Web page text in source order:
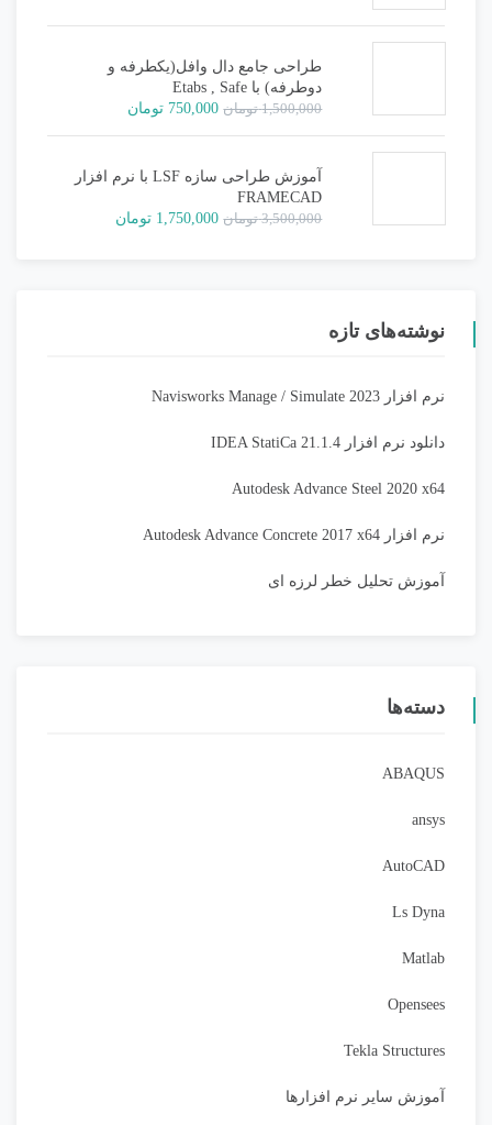
800,000 تومان400,000 تومان.
طراحی جامع دال وافل(یکطرفه و
دوطرفه) با Etabs , Safe
1,500,000 تومان قیمت
بود.
750,000 تومانقیمت
آموزش طراحی سازه LSF با نرم افزار
FRAMECAD
3,500,000 تومان قیمت
1,750,000 تومانقیمت
نوشته‌های تازه
نرم افزار Navisworks Manage / Simulate 2023
دانلود نرم افزار IDEA StatiCa 21.1.4
Autodesk Advance Steel 2020 x64
نرم افزار Autodesk Advance Concrete 2017 x64
آموزش تحلیل خطر لرزه ای
دسته‌ها
ABAQUS
ansys
AutoCAD
Ls Dyna
Matlab
Opensees
Tekla Structures
آموزش سایر نرم افزارها